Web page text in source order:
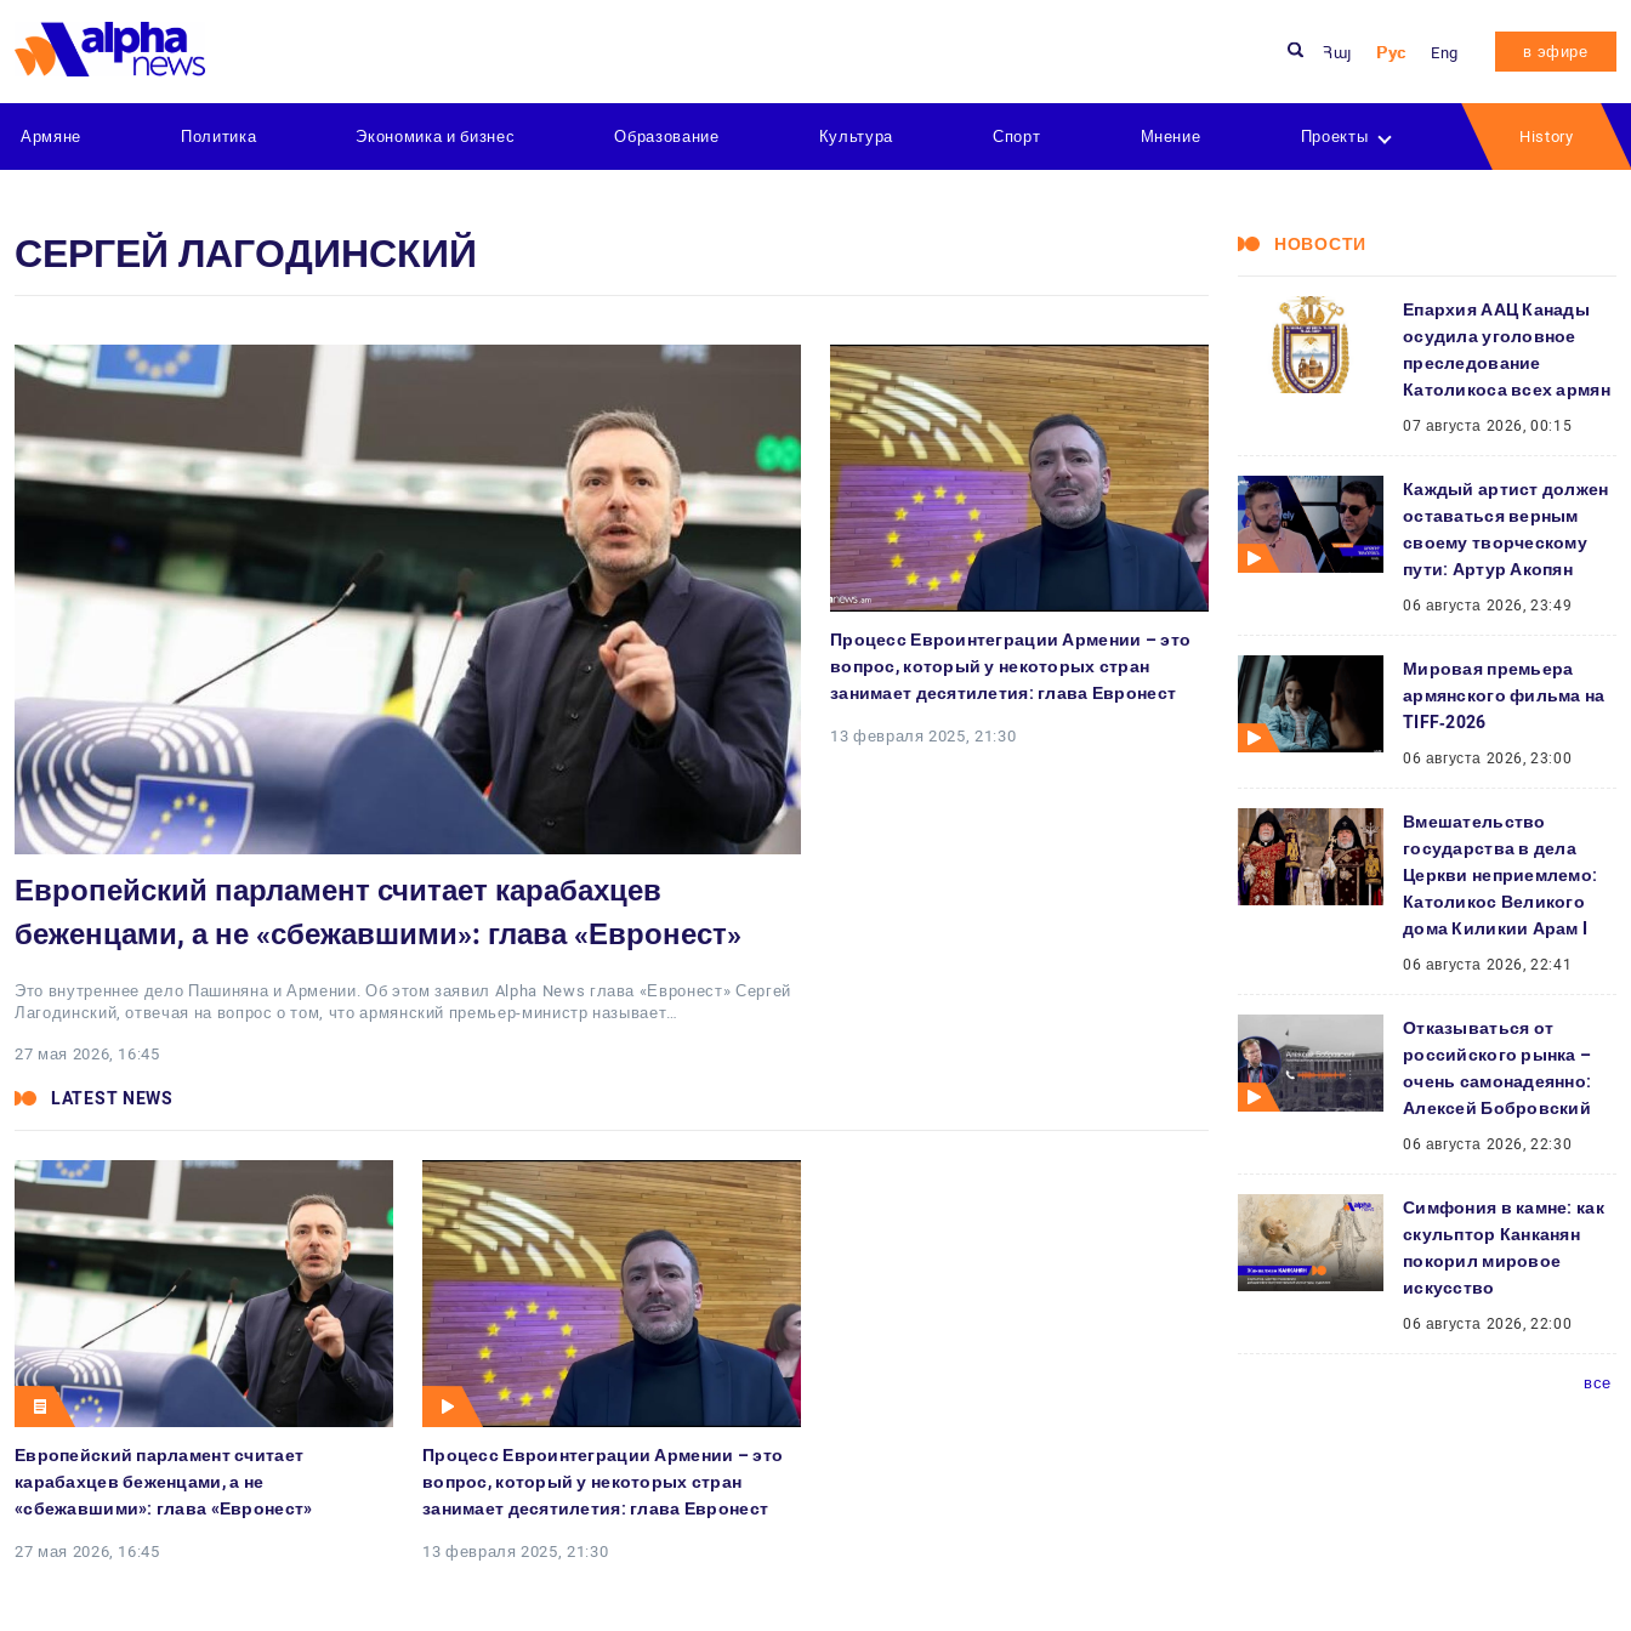
Հայ Рус Eng в эфире
Армяне Политика Экономика и бизнес Образование Культура Спорт Мнение Проекты History
СЕРГЕЙ ЛАГОДИНСКИЙ
Европейский парламент считает карабахцев
беженцами, а не «сбежавшими»: глава «Евронест»
Это внутреннее дело Пашиняна и Армении. Об этом заявил Alpha News глава «Евронест» Сергей
Лагодинский, отвечая на вопрос о том, что армянский премьер-министр называет…
27 мая 2026, 16:45
Процесс Евроинтеграции Армении – это
вопрос, который у некоторых стран
занимает десятилетия: глава Евронест
13 февраля 2025, 21:30
LATEST NEWS
Европейский парламент считает
карабахцев беженцами, а не
«сбежавшими»: глава «Евронест»
27 мая 2026, 16:45
Процесс Евроинтеграции Армении – это
вопрос, который у некоторых стран
занимает десятилетия: глава Евронест
13 февраля 2025, 21:30
НОВОСТИ
Епархия ААЦ Канады
осудила уголовное
преследование
Католикоса всех армян
07 августа 2026, 00:15
Каждый артист должен
оставаться верным
своему творческому
пути: Артур Акопян
06 августа 2026, 23:49
Мировая премьера
армянского фильма на
TIFF‑2026
06 августа 2026, 23:00
Вмешательство
государства в дела
Церкви неприемлемо:
Католикос Великого
дома Киликии Арам I
06 августа 2026, 22:41
Отказываться от
российского рынка –
очень самонадеянно:
Алексей Бобровский
06 августа 2026, 22:30
Симфония в камне: как
скульптор Канканян
покорил мировое
искусство
06 августа 2026, 22:00
все